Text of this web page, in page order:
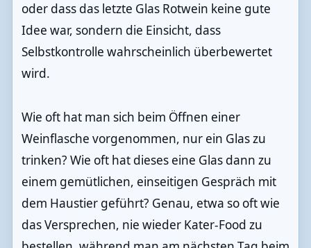
oder dass das letzte Glas Rotwein keine gute
Idee war, sondern die Einsicht, dass
Selbstkontrolle wahrscheinlich überbewertet
wird.
Wie oft hat man sich beim Öffnen einer
Weinflasche vorgenommen, nur ein Glas zu
trinken? Wie oft hat dieses eine Glas dann zu
einem gemütlichen, einseitigen Gespräch mit
dem Haustier geführt? Genau, etwa so oft wie
das Versprechen, nie wieder Kater-Food zu